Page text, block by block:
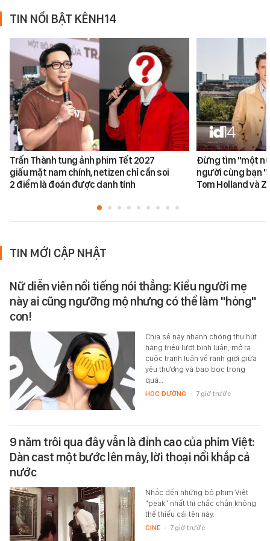
TIN NỔI BẬT KÊNH14
Trấn Thành tung ảnh phim Tết 2027
giấu mặt nam chính, netizen chỉ cần soi
2 điểm là đoán được danh tính
Đừng tìm "một
người cùng bạn
Tom Holland và
TIN MỚI CẬP NHẬT
Nữ diễn viên nổi tiếng nói thẳng: Kiểu người mẹ
này ai cũng ngưỡng mộ nhưng có thể làm "hỏng"
con!
Chia sẻ này nhanh chóng thu hút
hàng triệu lượt bình luận, mở ra
cuộc tranh luận về ranh giới giữa
yêu thương và bao bọc trong
quá…
HỌC ĐƯỜNG - 7 giờ trước
9 năm trôi qua đây vẫn là đỉnh cao của phim Việt:
Dàn cast một bước lên mây, lời thoại nổi khắp cả
nước
Nhắc đến những bộ phim Việt
"peak" nhất thì chắc chắn không
thể thiếu cái tên này.
CINE - 7 giờ trước